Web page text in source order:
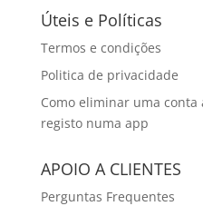
Úteis e Políticas
Termos e condições
Politica de privacidade
Como eliminar uma
registo numa app
APOIO A CLIENTES
Perguntas Frequentes